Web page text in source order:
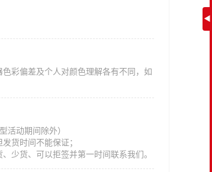
◀
彩偏差及个人对颜色理解各有不同，如
活动期间除外）
货时间不能保证；
少货、可以拒签并第一时间联系我们。